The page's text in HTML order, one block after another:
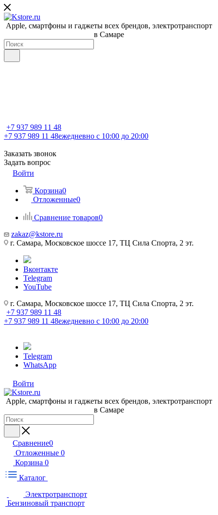
Apple, cмартфоны и гаджеты всех брендов, электротранспорт
в Самаре
+7 937 989 11 48
+7 937 989 11 48ежедневно с 10:00 до 20:00
Заказать звонок
Задать вопрос
Войти
Корзина0
Отложенные0
Сравнение товаров0
zakaz@kstore.ru
г. Самара, Московское шоссе 17, ТЦ Сила Спорта, 2 эт.
Вконтакте
Telegram
YouTube
г. Самара, Московское шоссе 17, ТЦ Сила Спорта, 2 эт.
+7 937 989 11 48
+7 937 989 11 48ежедневно с 10:00 до 20:00
Telegram
WhatsApp
Войти
Apple, cмартфоны и гаджеты всех брендов, электротранспорт
в Самаре
Сравнение0
Отложенные 0
Корзина 0
Каталог
Электротранспорт
Бензиновый транспорт